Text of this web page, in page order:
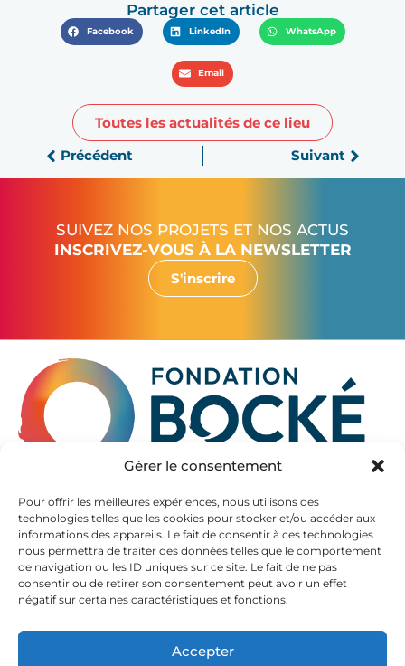
Gérer le consentement
Pour offrir les meilleures expériences, nous utilisons des
technologies telles que les cookies pour stocker et/ou accéder aux
informations des appareils. Le fait de consentir à ces technologies
nous permettra de traiter des données telles que le comportement
de navigation ou les ID uniques sur ce site. Le fait de ne pas
consentir ou de retirer son consentement peut avoir un effet
négatif sur certaines caractéristiques et fonctions.
Accepter
Partager cet article
Facebook LinkedIn WhatsApp
Email
Toutes les actualités de ce lieu
Précédent
Suivant
SUIVEZ NOS PROJETS ET NOS ACTUS
INSCRIVEZ-VOUS À LA NEWSLETTER
S'inscrire
La Fondation Bocké accompagne les seniors à partir de
60 ans, en Gironde et en Pyrénées Atlantiques.
Elle propose des hébergements de qualité dans ses
EHPAD, autrefois appelés maison de retraite.
La diversité de son offre permet d’accueillir aussi les
personnes souffrant de la maladie d’Alzheimer et de